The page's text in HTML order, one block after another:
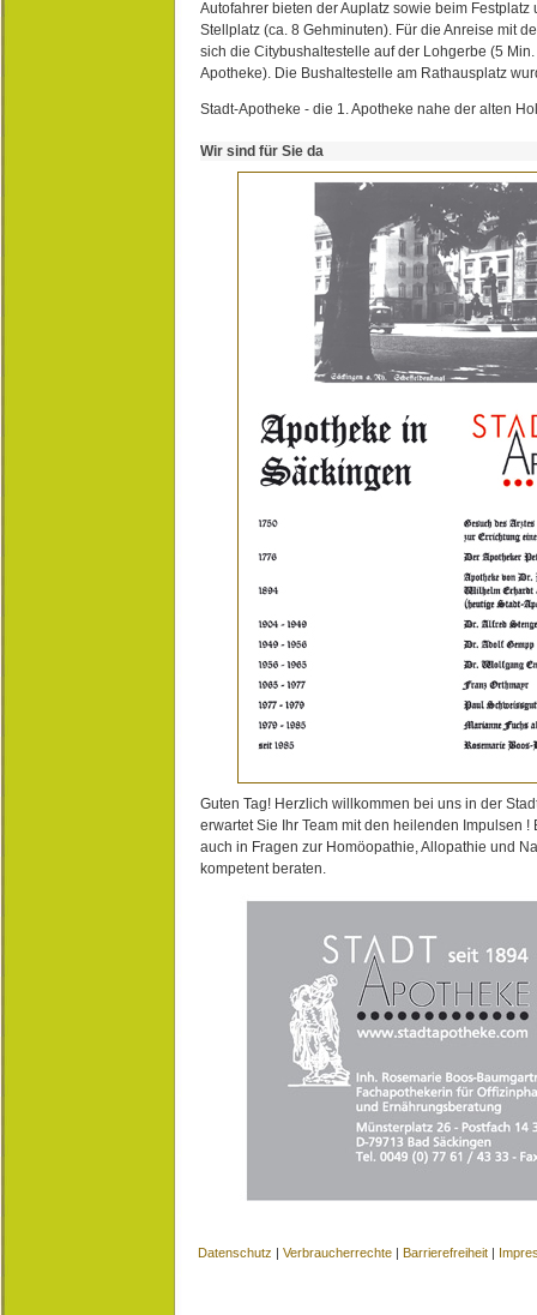
Autofahrer bieten der Auplatz sowie beim Festplatz
Stellplatz (ca. 8 Gehminuten). Für die Anreise mit
sich die Citybushaltestelle auf der Lohgerbe (5
Apotheke). Die Bushaltestelle am Rathausplatz
Stadt-Apotheke - die 1. Apotheke nahe der alten
Wir sind für Sie da
Guten Tag! Herzlich willkommen bei uns in der
erwartet Sie Ihr Team mit den heilenden Impulsen !
auch in Fragen zur Homöopathie, Allopathie und
kompetent beraten.
Datenschutz | Verbraucherrechte | Barrierefreiheit |